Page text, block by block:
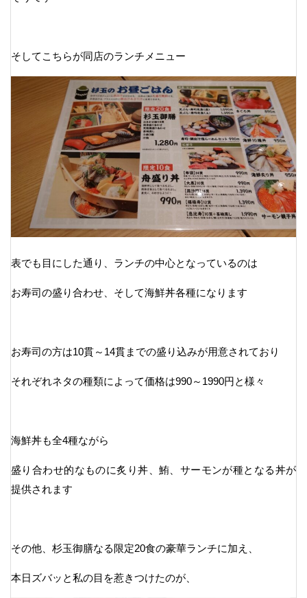
そしてこちらが同店のランチメニュー
表でも目にした通り、ランチの中心となっているのは
お寿司の盛り合わせ、そして海鮮丼各種になります
お寿司の方は10貫～14貫までの盛り込みが用意されており
それぞれネタの種類によって価格は990～1990円と様々
海鮮丼も全4種ながら
盛り合わせ的なものに炙り丼、鮪、サーモンが種となる丼が
提供されます
その他、杉玉御膳なる限定20食の豪華ランチに加え、
本日ズバッと私の目を惹きつけたのが、